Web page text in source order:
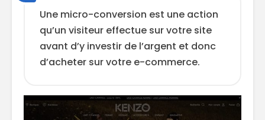
Une micro-conversion est une action
qu’un visiteur effectue sur votre site
avant d’y investir de l’argent et donc
d’acheter sur votre e-commerce.